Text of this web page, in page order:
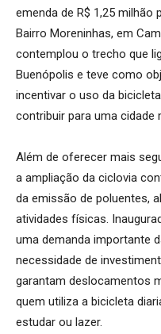
emenda de R$ 1,25 milhão
Bairro Moreninhas, em
contemplou o trecho que
Buenópolis e teve como
incentivar o uso da
contribuir para uma cidade
Além de oferecer mais
a ampliação da ciclovia
da emissão de poluentes,
atividades físicas.
uma demanda importante
necessidade de
garantam deslocamentos
quem utiliza a bicicleta
estudar ou lazer.